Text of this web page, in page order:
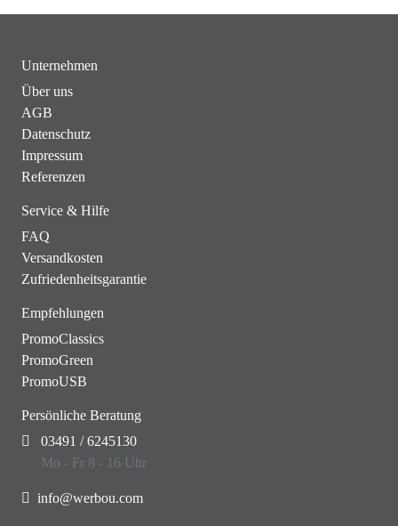
Unternehmen
Über uns
AGB
Datenschutz
Impressum
Referenzen
Service & Hilfe
FAQ
Versandkosten
Zufriedenheitsgarantie
Empfehlungen
PromoClassics
PromoGreen
PromoUSB
Persönliche Beratung
03491 / 6245130
Mo - Fr 8 - 16 Uhr
info@werbou.com